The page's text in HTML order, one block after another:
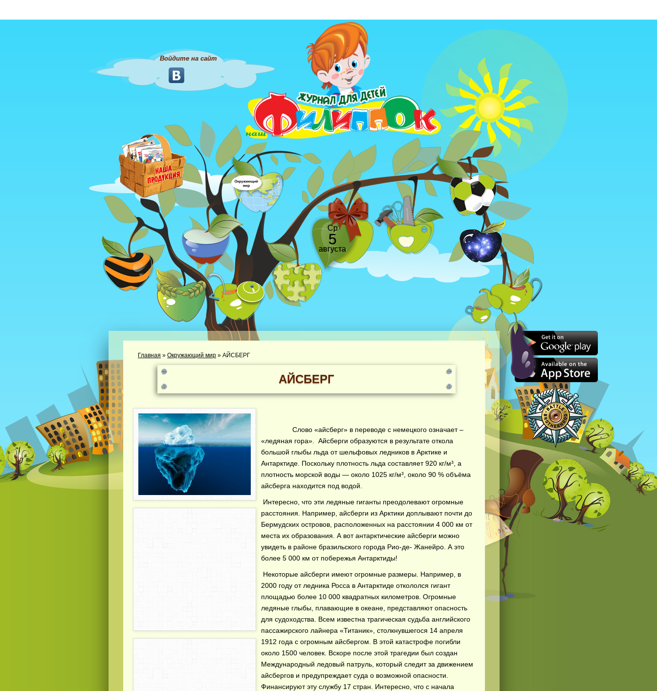
Войдите на сайт
Ср
5
августа
Главная » Окружающий мир » АЙСБЕРГ
АЙСБЕРГ
Слово «айсберг» в переводе с немецкого означает –
«ледяная гора». Айсберги образуются в результате откола
большой глыбы льда от шельфовых ледников в Арктике и
Антарктиде. Поскольку плотность льда составляет 920 кг/м³, а
плотность морской воды — около 1025 кг/м³, около 90 % объёма
айсберга находится под водой.
Интересно, что эти ледяные гиганты преодолевают огромные
расстояния. Например, айсберги из Арктики доплывают почти до
Бермудских островов, расположенных на расстоянии 4 000 км от
места их образования. А вот антарктические айсберги можно
увидеть в районе бразильского города Рио-де- Жанейро. А это
более 5 000 км от побережья Антарктиды!
Некоторые айсберги имеют огромные размеры. Например, в
2000 году от ледника Росса в Антарктиде откололся гигант
площадью более 10 000 квадратных километров. Огромные
ледяные глыбы, плавающие в океане, представляют опасность
для судоходства. Всем известна трагическая судьба английского
пассажирского лайнера «Титаник», столкнувшегося 14 апреля
1912 года с огромным айсбергом. В этой катастрофе погибли
около 1500 человек. Вскоре после этой трагедии был создан
Международный ледовый патруль, который следит за движением
айсбергов и предупреждает суда о возможной опасности.
Финансируют эту службу 17 стран. Интересно, что с начала